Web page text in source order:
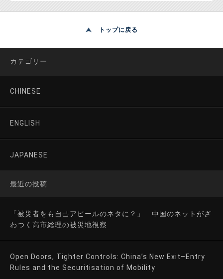
トップに戻る
カテゴリー
CHINESE
ENGLISH
JAPANESE
最近の投稿
「被災者をも自己アピールのネタに？」 中国のネットがざ
わつく高市総理の被災地視察
Open Doors, Tighter Controls: China’s New Exit–Entry
Rules and the Securitisation of Mobility